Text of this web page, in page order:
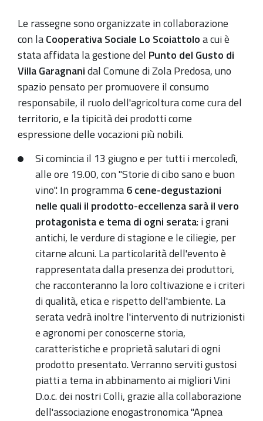
Le rassegne sono organizzate in collaborazione
con laCooperativa Sociale Lo Scoiattoloa cui è
stata affidata la gestione del Punto del Gusto di
Villa Garagnanidal Comune di Zola Predosa, uno
spazio pensato per promuovere il consumo
responsabile, il ruolo dell'agricoltura come cura del
territorio, e la tipicità dei prodotti come
espressione delle vocazioni più nobili.
Si comincia il 13 giugno e per tutti i mercoledì,
alle ore 19.00, con "Storie di cibo sano e buon
vino". In programma6 cene-degustazioni
nelle quali il prodotto-eccellenza sarà il vero
protagonista e tema di ogni serata: i grani
antichi, le verdure di stagione e le ciliegie, per
citarne alcuni. La particolarità dell'evento è
rappresentata dalla presenza dei produttori,
che racconteranno la loro coltivazione e i criteri
di qualità, etica e rispetto dell'ambiente. La
serata vedrà inoltre l'intervento di nutrizionisti
e agronomi per conoscerne storia,
caratteristiche e proprietà salutari di ogni
prodotto presentato. Verranno serviti gustosi
piatti a tema in abbinamento ai migliori Vini
D.o.c. dei nostri Colli, grazie alla collaborazione
dell'associazione enogastronomica "Apnea